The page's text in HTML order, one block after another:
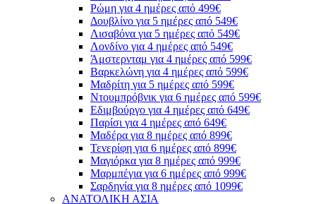
Ρώμη για 4 ημέρες από 499€
Δουβλίνο για 5 ημέρες από 549€
Λισαβόνα για 5 ημέρες από 549€
Λονδίνο για 4 ημέρες από 549€
Άμστερνταμ για 4 ημέρες από 599€
Βαρκελώνη για 4 ημέρες από 599€
Μαδρίτη για 5 ημέρες από 599€
Ντουμπρόβνικ για 6 ημέρες από 599€
Εδιμβούργο για 4 ημέρες από 649€
Παρίσι για 4 ημέρες από 649€
Μαδέρα για 8 ημέρες από 899€
Τενερίφη για 6 ημέρες από 899€
Μαγιόρκα για 8 ημέρες από 999€
Μαρμπέγια για 6 ημέρες από 999€
Σαρδηνία για 8 ημέρες από 1099€
ΑΝΑΤΟΛΙΚΗ ΑΣΙΑ